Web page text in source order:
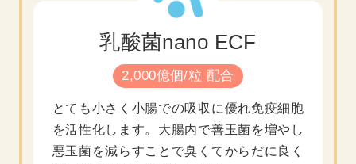
乳酸菌nano ECF
2,000億個/粒 配合
とても小さく小腸での吸収に優れ免疫細胞
を活性化します。大腸内で善玉菌を増やし
悪玉菌を減らすことで臭くてからだに良く